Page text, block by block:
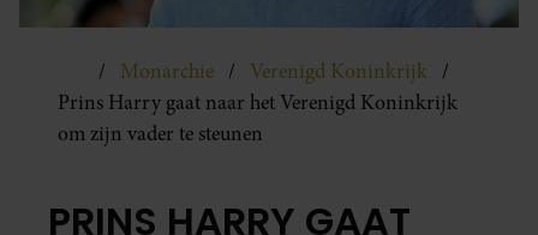
Monarchie
Verenigd Koninkrijk
Prins Harry gaat naar het Verenigd Koninkrijk
om zijn vader te steunen
PRINS HARRY GAAT